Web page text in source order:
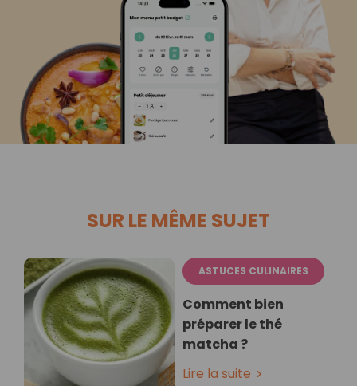
SUR LE MÊME SUJET
ASTUCES CULINAIRES
Comment bien
préparer le thé
matcha ?
Lire la suite